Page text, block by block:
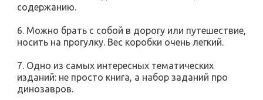
содержанию.
6. Можно брать с собой в дорогу или путешествие,
носить на прогулку. Вес коробки очень легкий.
7. Одно из самых интересных тематических
изданий: не просто книга, а набор заданий про
динозавров.